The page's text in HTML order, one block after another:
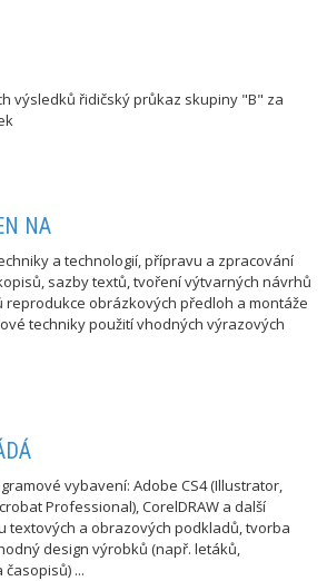
výsledků řidičský průkaz skupiny "B" za
NA
a technologií, přípravu a zpracování
sazby textů, tvoření výtvarných návrhů
reprodukce obrázkových předloh a montáže
techniky použití vhodných výrazových
vybavení: Adobe CS4 (Illustrator,
Professional), CorelDRAW a další
textových a obrazových podkladů, tvorba
design výrobků (např. letáků,
...